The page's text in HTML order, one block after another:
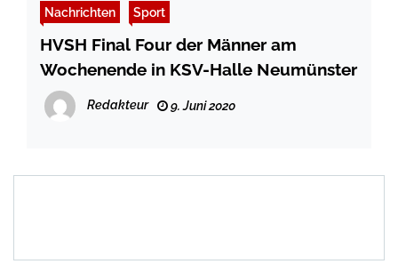
Nachrichten Sport
HVSH Final Four der Männer am
Wochenende in KSV-Halle Neumünster
Redakteur 9. Juni 2020